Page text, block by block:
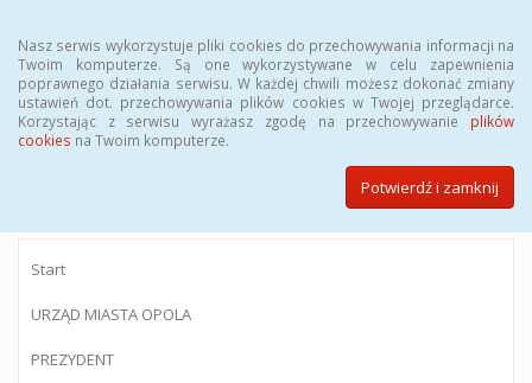
Nasz serwis wykorzystuje pliki cookies do przechowywania informacji na
Twoim komputerze. Są one wykorzystywane w celu zapewnienia
poprawnego działania serwisu. W każdej chwili możesz dokonać zmiany
ustawień dot. przechowywania plików cookies w Twojej przeglądarce.
Korzystając z serwisu wyrażasz zgodę na przechowywanie plików
cookies na Twoim komputerze.
Potwierdź i zamknij
BIULETYN INFORMACJI PUBLICZNEJ
Urzędu Miasta Opola
Start
URZĄD MIASTA OPOLA
PREZYDENT